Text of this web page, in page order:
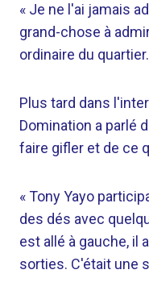
« Je ne l'ai jamais
grand-chose à
ordinaire du
Plus tard dans
Domination a parlé
faire gifler et de ce
« Tony Yayo
des dés avec
est allé à gauche, il
sorties. C'était une